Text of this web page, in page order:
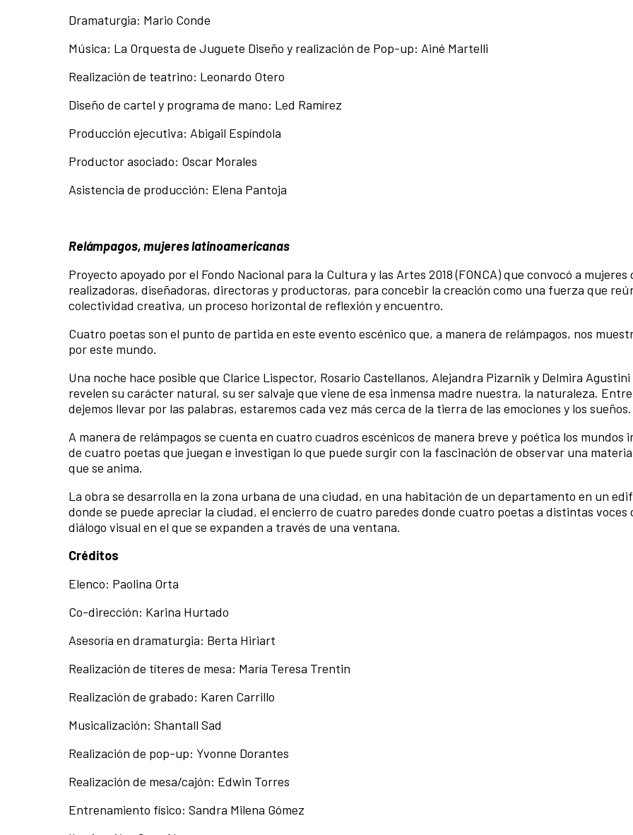
Dramaturgia: Mario Conde
Música: La Orquesta de Juguete Diseño y realización de Pop-up: Ainé Martelli
Realización de teatrino: Leonardo Otero
Diseño de cartel y programa de mano: Led Ramírez
Producción ejecutiva: Abigail Espíndola
Productor asociado: Oscar Morales
Asistencia de producción: Elena Pantoja
Relámpagos, mujeres latinoamericanas
Proyecto apoyado por el Fondo Nacional para la Cultura y las Artes 2018 (FONCA) que convocó a mujeres
realizadoras, diseñadoras, directoras y productoras, para concebir la creación como una fuerza que
colectividad creativa, un proceso horizontal de reflexión y encuentro.
Cuatro poetas son el punto de partida en este evento escénico que, a manera de relámpagos, nos
por este mundo.
Una noche hace posible que Clarice Lispector, Rosario Castellanos, Alejandra Pizarnik y Delmira Agustini
revelen su carácter natural, su ser salvaje que viene de esa inmensa madre nuestra, la naturaleza.
dejemos llevar por las palabras, estaremos cada vez más cerca de la tierra de las emociones y los sueños.
A manera de relámpagos se cuenta en cuatro cuadros escénicos de manera breve y poética los mundos
de cuatro poetas que juegan e investigan lo que puede surgir con la fascinación de observar una
que se anima.
La obra se desarrolla en la zona urbana de una ciudad, en una habitación de un departamento en un
donde se puede apreciar la ciudad, el encierro de cuatro paredes donde cuatro poetas a distintas voces
diálogo visual en el que se expanden a través de una ventana.
Créditos
Elenco: Paolina Orta
Co-dirección: Karina Hurtado
Asesoría en dramaturgia: Berta Hiriart
Realización de títeres de mesa: María Teresa Trentin
Realización de grabado: Karen Carrillo
Musicalización: Shantall Sad
Realización de pop-up: Yvonne Dorantes
Realización de mesa/cajón: Edwin Torres
Entrenamiento físico: Sandra Milena Gómez